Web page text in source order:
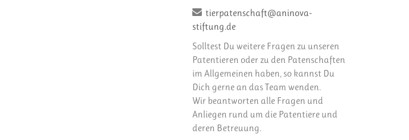
tierpatenschaft@aninova-
stiftung.de
Solltest Du weitere Fragen zu unseren
Patentieren oder zu den Patenschaften
im Allgemeinen haben, so kannst Du
Dich gerne an das Team wenden.
Wir beantworten alle Fragen und
Anliegen rund um die Patentiere und
deren Betreuung.